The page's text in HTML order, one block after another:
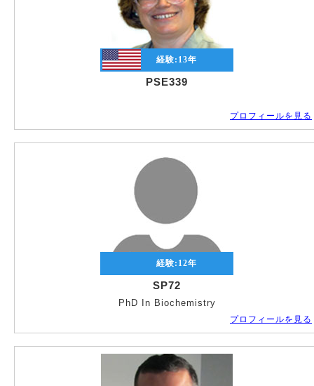
経験: 13年
PSE339
プロフィールを見る
経験: 12年
SP72
PhD In Biochemistry
プロフィールを見る